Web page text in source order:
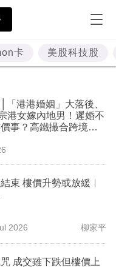
卡 美股科技股
「港港婚姻」大落後、
港女嫁內地男！遲婚不
事？高鐵撮合跨境中
或放緩︳
2026 柳家平
成交雖下跌但樓價上